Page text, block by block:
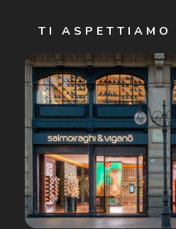
Cliccando su "Iscriviti", confermo
acconsento all'utilizzo dei miei
Luxottica Group S.p.A. per
ed altre comunicazioni di
Informativa sulla privacyper
TI ASPETTIAMO